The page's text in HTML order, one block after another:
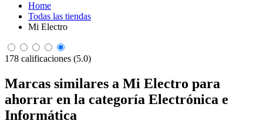
Home
Todas las tiendas
Mi Electro
178 calificaciones (5.0)
Marcas similares a Mi Electro para
ahorrar en la categoría Electrónica e
Informática